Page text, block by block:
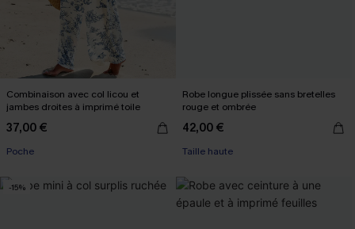
Combinaison avec col licou et
jambes droites à imprimé toile
37,00 €
Poche
Robe longue plissée sans bretelles
rouge et ombrée
42,00 €
Taille haute
-15%